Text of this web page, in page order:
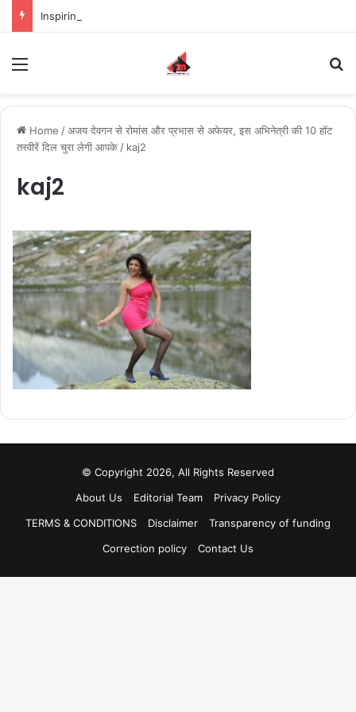
Home /अजय देवगन से रोमांस और प्रभास से अफेयर, इस अभिनेत्री की 10 हॉट
तस्वीरें दिल चुरा लेगी आपके / kaj2
kaj2
© Copyright 2026, All Rights Reserved
About Us
Editorial Team
Privacy Policy
TERMS & CONDITIONS
Disclaimer
Transparency of funding
Correction policy
Contact Us